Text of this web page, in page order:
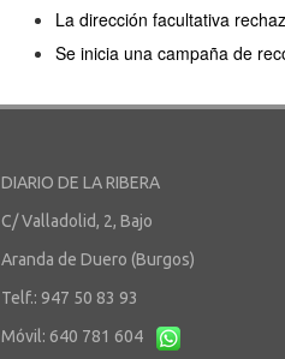
La dirección facultativa
Se inicia una campaña de
DIARIO DE LA RIBERA
C/ Valladolid, 2, Bajo
Aranda de Duero (Burgos)
Telf.: 947 50 83 93
Móvil: 640 781 604